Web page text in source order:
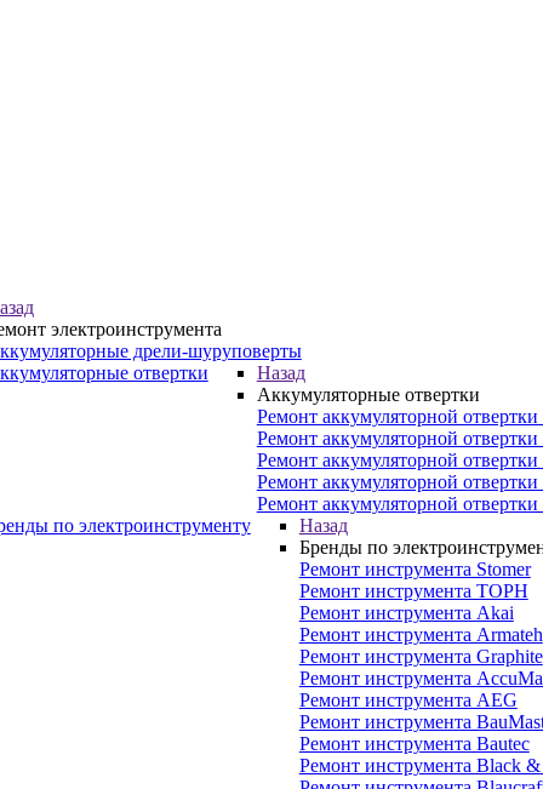
электроинструмента
дрели-шуруповерты
отвертки
Назад
Аккумуляторные отвертки
Ремонт аккумуляторной
Ремонт аккумуляторной отвертки
Ремонт аккумуляторной отвертки
Ремонт аккумуляторной отвертки
Ремонт аккумуляторной отвертки
по электроинструменту
Назад
Бренды по
Ремонт инструмента Stomer
Ремонт инструмента ТОРН
Ремонт инструмента Akai
Ремонт инструмента Armateh
Ремонт инструмента Graphite
Ремонт инструмента
Ремонт инструмента AEG
Ремонт инструмента
Ремонт инструмента Bautec
Ремонт инструмента Black